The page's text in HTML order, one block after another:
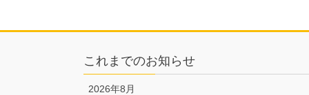
これまでのお知らせ
2026年8月